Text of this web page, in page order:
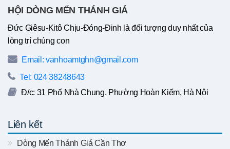
HỘI DÒNG MẾN THÁNH GIÁ
Đức Giêsu-Kitô Chịu-Đóng-Đinh là đối tượng duy nhất của
lòng trí chúng con
Email: vanhoamtghn@gmail.com
Tel: 024 38248643
Đ/c: 31 Phố Nhà Chung, Phường Hoàn Kiếm, Hà Nội
Liên kết
Dòng Mến Thánh Giá Cần Thơ